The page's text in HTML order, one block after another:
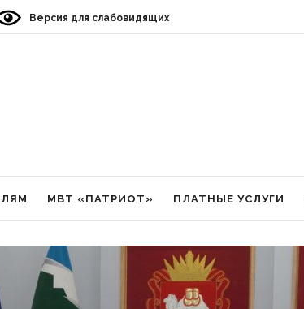
Версия для слабовидящих
МВТ «ПАТРИОТ» ПЛАТНЫЕ УСЛУГИ